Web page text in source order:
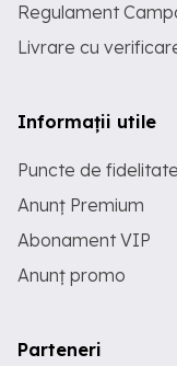
Regulament
Livrare cu
Informații utile
Puncte de fidelitate
Anunț Premium
Abonament VIP
Anunț promo
Parteneri